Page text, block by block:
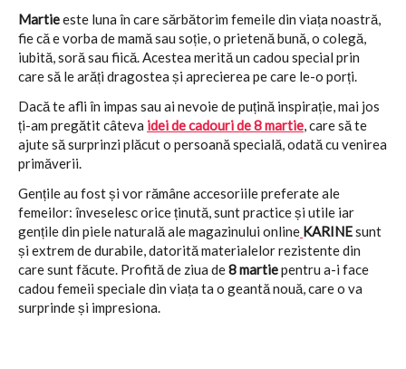
Martieeste luna în care sărbătorim femeile din viața noastră,
fie că e vorba de mamă sau soție, o prietenă bună, o colegă,
iubită, soră sau fiică. Acestea merită un cadou special prin
care să le arăți dragostea și aprecierea pe care le-o porți.
Dacă te afli în impas sau ai nevoie de puțină inspirație, mai jos
ți-am pregătit câteva idei de cadouri de 8 martie, care să te
ajute să surprinzi plăcut o persoană specială, odată cu venirea
primăverii.
Gențile au fost și vor rămâne accesoriile preferate ale
femeilor: înveselesc orice ținută, sunt practice și utile iar
gențile din piele naturală ale magazinului online KARINEsunt
și extrem de durabile, datorită materialelor rezistente din
care sunt făcute. Profită de ziua de8 martiepentru a-i face
cadou femeii speciale din viața ta o geantă nouă, care o va
surprinde și impresiona.